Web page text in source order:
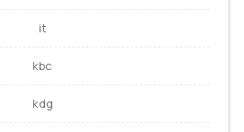
it
kbc
kdg